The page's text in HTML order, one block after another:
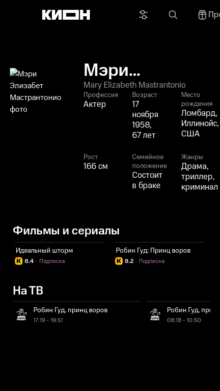
Мэри
Элизабет
Мастрантонио
Mary Elizabeth Mastrantonio
Профессия
Актер
Возраст
17
ноября
1958,
67 лет
Место
рождения
Ломбард,
Иллинойс,
США
Рост
166 см
Семейное
положение
Состоит
в браке
Жанры
Драма,
триллер,
криминал
Фильмы и сериалы
Идеальный шторм
8.4 Подписка
·
Робин Гуд: Принц воров
8.2 Подписка
·
На ТВ
Робин Гуд, принц воров
17:19 - 19:51
Робин Гуд,
08:18 - 10:50